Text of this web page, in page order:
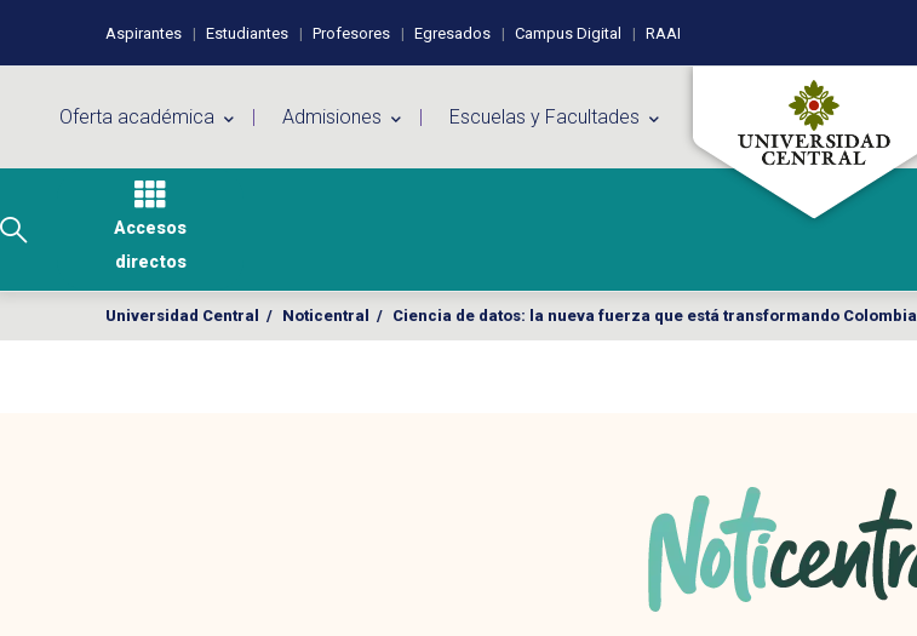
Perfiles de usuario
Aspirantes Estudiantes Profesores Egresados Campus Digital RAAI
Oferta académica Admisiones Escuelas y Facultades
Accesos
directos
Universidad Central / Noticentral / Ciencia de datos: la nueva fuerza que está transformando Colombia